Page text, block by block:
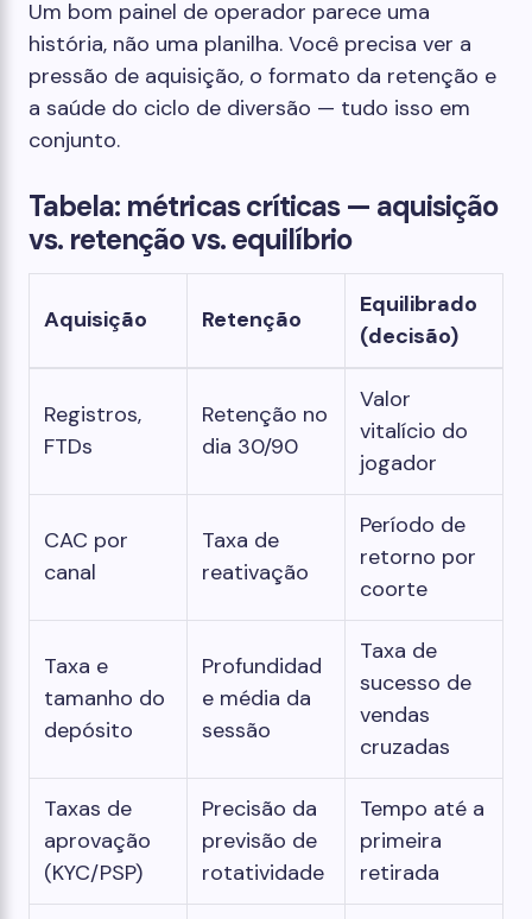
Um bom painel de operador parece uma
história, não uma planilha. Você precisa ver a
pressão de aquisição, o formato da retenção e
a saúde do ciclo de diversão — tudo isso em
conjunto.
Tabela: métricas críticas — aquisição
vs. retenção vs. equilíbrio
Aquisição Retenção
Equilibrado
(decisão)
Registros,
FTDs
Retenção no
dia 30/90
Valor
vitalício do
jogador
CAC por
canal
Taxa de
reativação
Período de
retorno por
coorte
Taxa e
tamanho do
depósito
Profundidad
e média da
sessão
Taxa de
sucesso de
vendas
cruzadas
Taxas de
aprovação
(KYC/PSP)
Precisão da
previsão de
rotatividade
Tempo até a
primeira
retirada